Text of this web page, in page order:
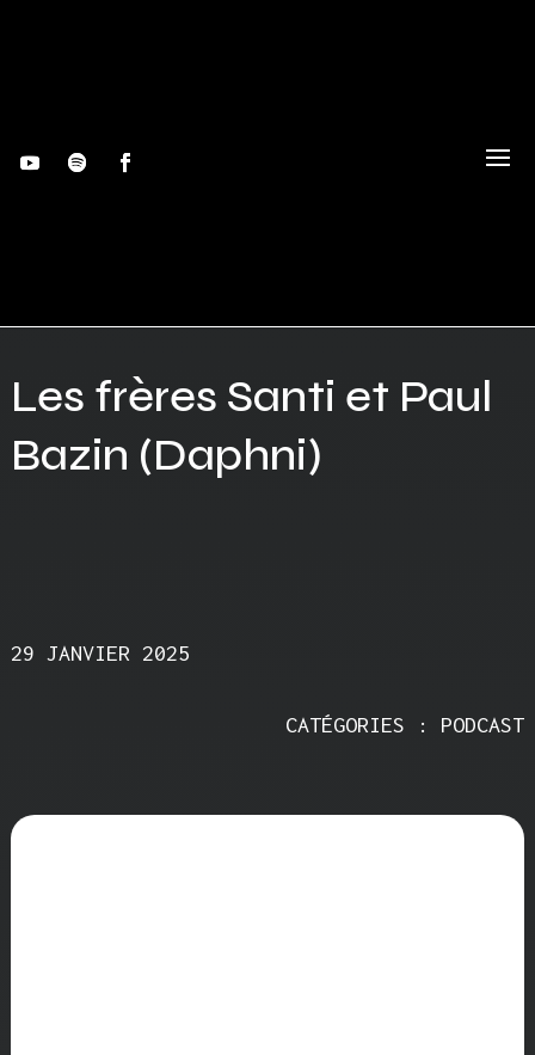
Les frères Santi et Paul
Bazin (Daphni)
29 JANVIER 2025
CATÉGORIES : PODCAST